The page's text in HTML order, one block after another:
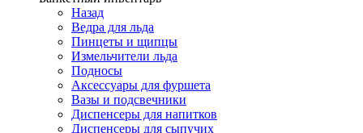
Назад
Ведра для льда
Пинцеты и щипцы
Измельчители льда
Подносы
Аксессуары для фуршета
Вазы и подсвечники
Диспенсеры для напитков
Диспенсеры для сыпучих